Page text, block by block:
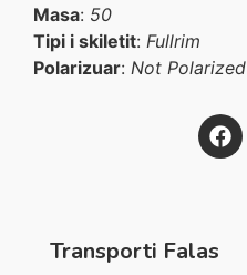
Masa: 50
Tipi i skiletit: Fullrim
Polarizuar: Not Polarized
Transporti Falas